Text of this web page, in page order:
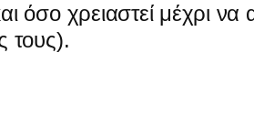
όσο χρειαστεί μέχρι να
τους).